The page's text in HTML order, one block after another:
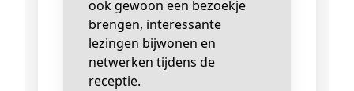
ook gewoon een bezoekje
brengen, interessante
lezingen bijwonen en
netwerken tijdens de
receptie.